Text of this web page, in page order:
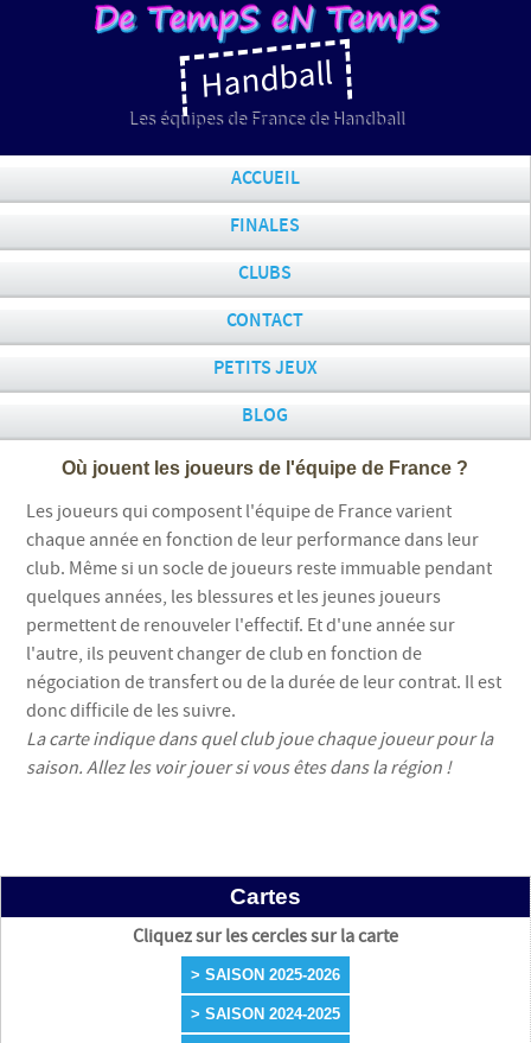
Handball
Les équipes de France de Handball
ACCUEIL
FINALES
CLUBS
CONTACT
PETITS JEUX
BLOG
Où jouent les joueurs de l'équipe de France ?
Les joueurs qui composent l'équipe de France varient
chaque année en fonction de leur performance dans leur
club. Même si un socle de joueurs reste immuable pendant
quelques années, les blessures et les jeunes joueurs
permettent de renouveler l'effectif. Et d'une année sur
l'autre, ils peuvent changer de club en fonction de
négociation de transfert ou de la durée de leur contrat. Il est
donc difficile de les suivre.
La carte indique dans quel club joue chaque joueur pour la
saison. Allez les voir jouer si vous êtes dans la région !
Cartes
Cliquez sur les cercles sur la carte
> SAISON 2025-2026
> SAISON 2024-2025